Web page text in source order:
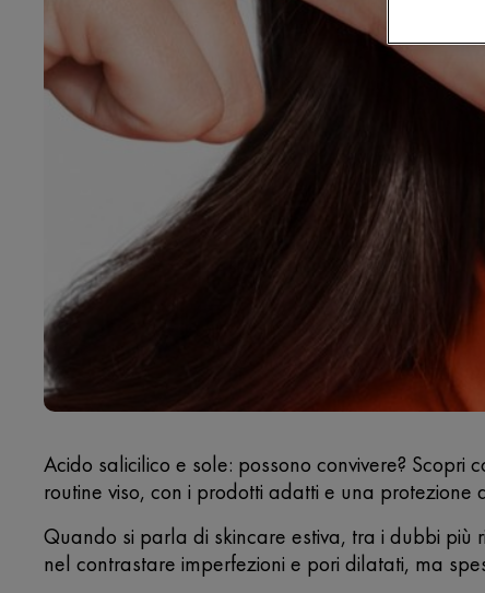
Acido salicilico e sole: possono convivere?
routine viso, con i prodotti adatti e una protezione
Quando si parla di skincare estiva, tra i dubbi più
nel contrastare imperfezioni e pori dilatati, ma